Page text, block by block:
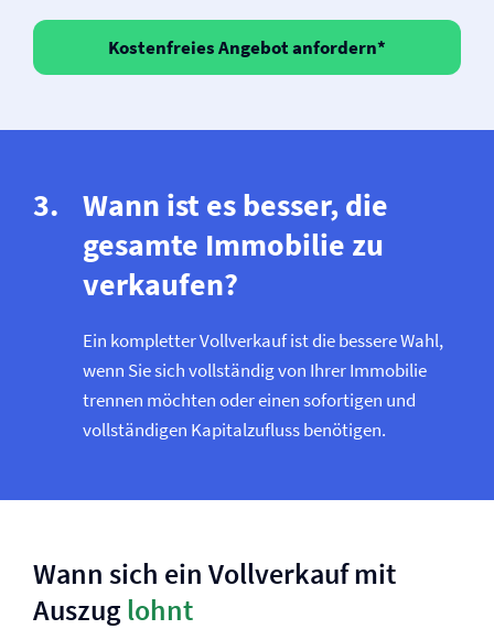
Kostenfreies Angebot anfordern*
Wann ist es besser, die
gesamte Immobilie zu
verkaufen?
Ein kompletter Vollverkauf ist die bessere Wahl,
wenn Sie sich vollständig von Ihrer Immobilie
trennen möchten oder einen sofortigen und
vollständigen Kapitalzufluss benötigen.
Wann sich ein Vollverkauf mit
Auszug lohnt